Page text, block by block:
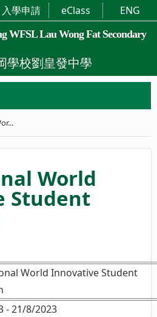
WFSL Lau Wong Fat Secondary
學校劉皇發中學
入學申請 eClass ENG
World
Student
World Innovative Student
- 21/8/2023